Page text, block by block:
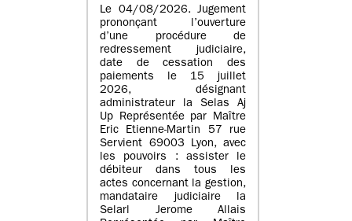
Le 04/08/2026. Jugement
prononçant l’ouverture
d’une procédure de
redressement judiciaire,
date de cessation des
paiements le 15 juillet
2026, désignant
administrateur la Selas Aj
Up Représentée par Maître
Eric Etienne-Martin 57 rue
Servient 69003 Lyon, avec
les pouvoirs : assister le
débiteur dans tous les
actes concernant la gestion,
mandataire judiciaire la
Selarl Jerome Allais